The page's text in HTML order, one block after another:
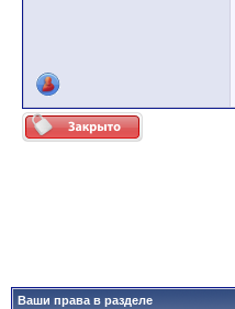
Ваши права в разделе